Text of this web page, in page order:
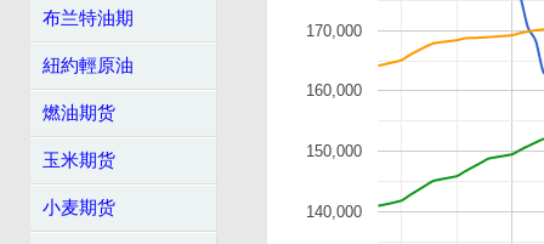
布兰特油期
紐約輕原油
燃油期货
玉米期货
小麦期货 140,000
150,000
160,000
170,000